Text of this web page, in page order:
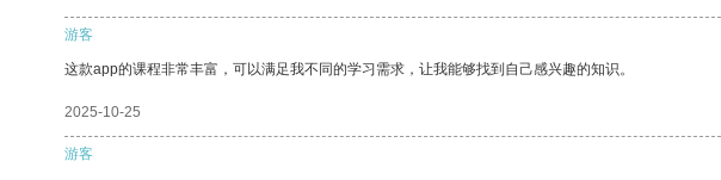
游客
这款app的课程非常丰富，可以满足我不同的学习需求，让我能够找到自己感兴趣的知识。
2025-10-25
游客